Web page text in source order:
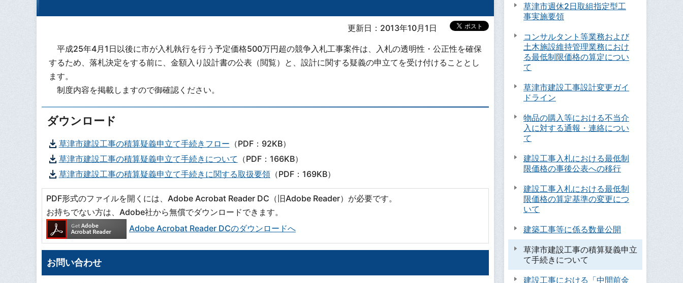
更新日：2013年10月1日
平成25年4月1日以後に市が入札執行を行う予定価格500万円超の競争入札工事案件は、入札の透明性・公正性を確保
するため、落札決定をする前に、金額入り設計書の公表（閲覧）と、設計に関する疑義の申立てを受け付けることとし
ます。
制度内容を掲載しますので御確認ください。
ダウンロード
草津市建設工事の積算疑義申立て手続きフロー （PDF：92KB）
草津市建設工事の積算疑義申立て手続きについて （PDF：166KB）
草津市建設工事の積算疑義申立て手続きに関する取扱要領（PDF：169KB）
PDF形式のファイルを開くには、Adobe Acrobat Reader DC（旧Adobe Reader）が必要です。
お持ちでない方は、Adobe社から無償でダウンロードできます。
Adobe Acrobat Reader DCのダウンロードへ
お問い合わせ
草津市週休2日取組指定型工
事実施要領
コンサルタント等業務および
土木施設維持管理業務におけ
る最低制限価格の算定につい
て
草津市建設工事設計変更ガイ
ドライン
物品の購入等における不当介
入に対する通報・連絡につい
て
建設工事入札における最低制
限価格の事後公表への移行
建設工事入札における最低制
限価格の算定基準の変更につ
いて
建築工事等に係る数量公開
草津市建設工事の積算疑義申立
て手続きについて
建設工事における「中間前金